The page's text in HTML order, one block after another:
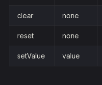
clear none
reset none
setValue value